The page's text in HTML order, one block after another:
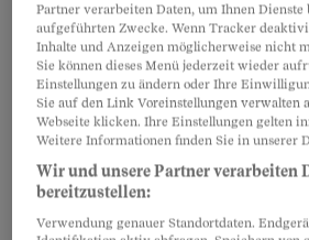
wenn der Herbsttau am
schon weiss färbt. Die
Danys Hund zu schaffen. Der
Border Collie hebt seinen Kopf
Vorderpfoten, wenn er seinen
hat ihn nach einer
Monaco benannt – Dany ist
Partner verarbeiten Daten, um Ihnen Dienste
aufgeführten Zwecke. Wenn Tracker
Inhalte und Anzeigen möglicherweise nicht
Sie können dieses Menü jederzeit wieder
Einstellungen zu ändern oder Ihre
Sie auf den Link Voreinstellungen verwalten
Webseite klicken. Ihre Einstellungen gelten
Weitere Informationen finden Sie in unserer
Wir und unsere Partner verarbeiten
bereitzustellen:
Verwendung genauer Standortdaten.